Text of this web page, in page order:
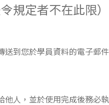
規定者不在此限
到您於學員資料的電子郵
人，並於使用完成後務必